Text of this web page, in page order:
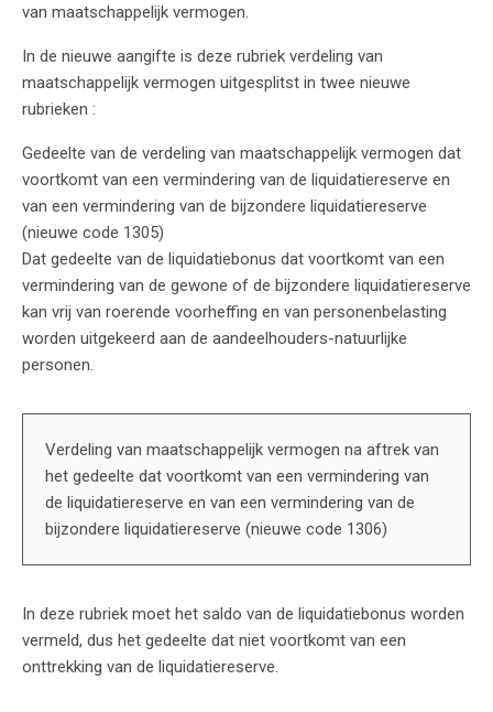
van maatschappelijk vermogen.
In de nieuwe aangifte is deze rubriek verdeling van
maatschappelijk vermogen uitgesplitst in twee nieuwe
rubrieken :
Gedeelte van de verdeling van maatschappelijk vermogen dat
voortkomt van een vermindering van de liquidatiereserve en
van een vermindering van de bijzondere liquidatiereserve
(nieuwe code 1305)
Dat gedeelte van de liquidatiebonus dat voortkomt van een
vermindering van de gewone of de bijzondere liquidatiereserve
kan vrij van roerende voorheffing en van personenbelasting
worden uitgekeerd aan de aandeelhouders-natuurlijke
personen.
Verdeling van maatschappelijk vermogen na aftrek van
het gedeelte dat voortkomt van een vermindering van
de liquidatiereserve en van een vermindering van de
bijzondere liquidatiereserve (nieuwe code 1306)
In deze rubriek moet het saldo van de liquidatiebonus worden
vermeld, dus het gedeelte dat niet voortkomt van een
onttrekking van de liquidatiereserve.